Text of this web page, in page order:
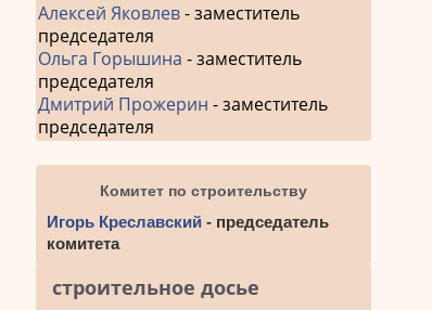
Алексей Яковлев- заместитель
председателя
Ольга Горышина - заместитель
председателя
Дмитрий Прожерин - заместитель
председателя
Комитет по строительству
Игорь Креславский - председатель
комитета
строительное досье